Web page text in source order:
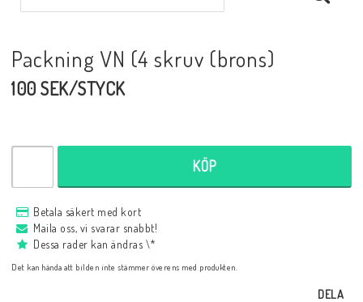
Packning VN (4 skruv (brons)
100 SEK/STYCK
KÖP
Betala säkert med kort
Maila oss, vi svarar snabbt!
Dessa rader kan ändras \*
Det kan hända att bilden inte stämmer överens med produkten.
DELA